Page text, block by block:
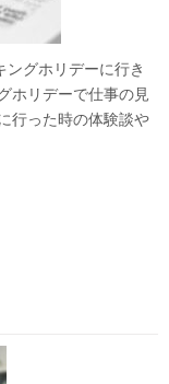
グホリデーに行き
ホリデーで仕事の見
行った時の体験談や